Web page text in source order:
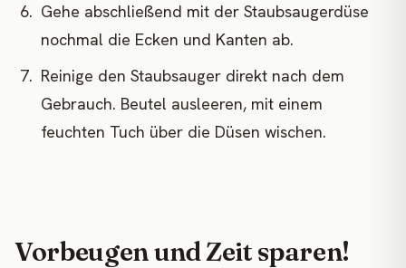
Gehe abschließend mit der Staubsaugerdüse
nochmal die Ecken und Kanten ab.
Reinige den Staubsauger direkt nach dem
Gebrauch. Beutel ausleeren, mit einem
feuchten Tuch über die Düsen wischen.
Vorbeugen und Zeit sparen!